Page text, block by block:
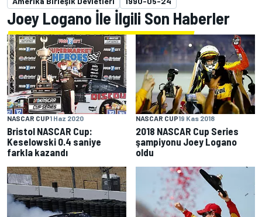
Joey Logano İle İlgili Son Haberler
NASCAR CUP1 Haz 2020
Bristol NASCAR Cup:
Keselowski 0.4 saniye
farkla kazandı
NASCAR CUP19 Kas 2018
2018 NASCAR Cup Series
şampiyonu Joey Logano
oldu